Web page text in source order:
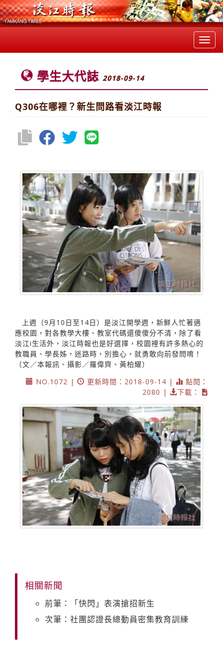
學生大代誌 2018-09-14
Q306在哪裡？新生問路看淡江時報
上週（9月10日至14日）是淡江開學週，新鮮人忙著適
應校園，對各教學大樓、教室代碼還傻傻分不清，除了看
淡江i生活外，淡江時報也是好選擇，校園裡有許多熱心的
教職員、學長姊，迷路時，別擔心，就勇敢向前發問唷！
（文／本報訊、攝影／羅偉齊、黃柏耀）
NO.1072 |
更新時間：2018-09-14 |
點閱：
2080 |
下載：
相關新聞
前筆：「快閃」表演搶招新生
次筆：社團認證長總動員密集教育訓練